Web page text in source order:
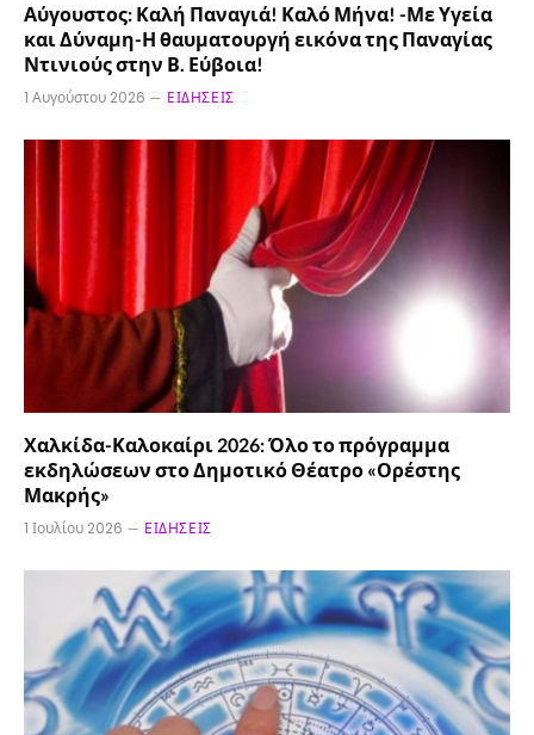
Αύγουστος: Καλή Παναγιά! Καλό Μήνα! -Με Υγεία
και Δύναμη-Η θαυματουργή εικόνα της Παναγίας
Ντινιούς στην Β. Εύβοια!
1 Αυγούστου 2026 ΕΙΔΉΣΕΙΣ
Χαλκίδα-Καλοκαίρι 2026: Όλο το πρόγραμμα
εκδηλώσεων στο Δημοτικό Θέατρο «Ορέστης
Μακρής»
1 Ιουλίου 2026 ΕΙΔΉΣΕΙΣ